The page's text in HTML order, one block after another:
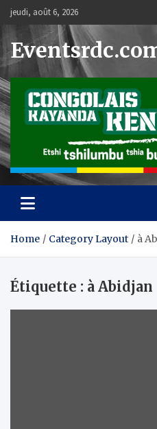
Skip
content
jeudi, août 6, 2026
Home Category Layout à
Étiquette : à Abidjan